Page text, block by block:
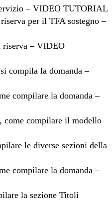
– VIDEO TUTORIAL
per il TFA sostegno –
riserva – VIDEO
compila la domanda –
compilare la domanda –
come compilare il modello
le diverse sezioni della
compilare la domanda –
la sezione Titoli